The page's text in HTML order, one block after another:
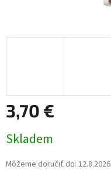
3,70 €
cena:
Skladem
Môžeme doručiť do: 12.8.2026